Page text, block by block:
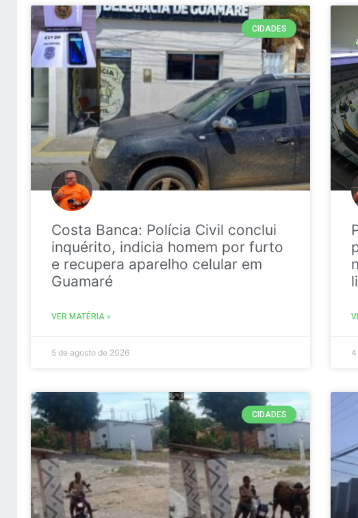
CIDADES
Costa Banca: Polícia Civil conclui
inquérito, indicia homem por furto
e recupera aparelho celular em
Guamaré
VER MATÉRIA »
5 de agosto de 2026
CIDADES